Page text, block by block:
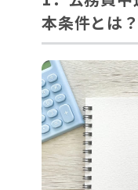
本条件とは？